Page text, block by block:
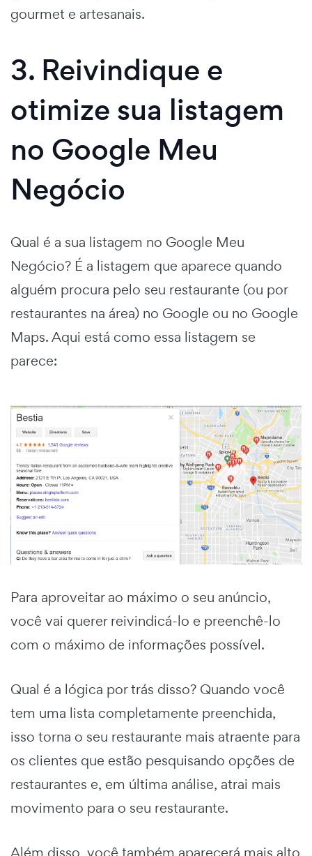
gourmet e artesanais.
3. Reivindique e
otimize sua listagem
no Google Meu
Negócio
Qual é a sua listagem no Google Meu
Negócio? É a listagem que aparece quando
alguém procura pelo seu restaurante (ou por
restaurantes na área) no Google ou no Google
Maps. Aqui está como essa listagem se
parece:
Para aproveitar ao máximo o seu anúncio,
você vai querer reivindicá-lo e preenchê-lo
com o máximo de informações possível.
Qual é a lógica por trás disso? Quando você
tem uma lista completamente preenchida,
isso torna o seu restaurante mais atraente para
os clientes que estão pesquisando opções de
restaurantes e, em última análise, atrai mais
movimento para o seu restaurante.